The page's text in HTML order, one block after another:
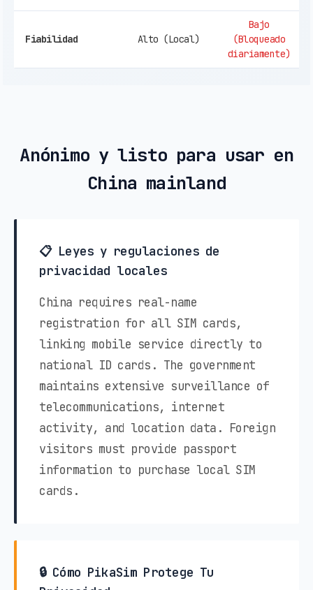
Fiabilidad Alto (Local)
Bajo
(Bloqueado
diariamente)
Anónimo y listo para usar en
China mainland
📋 Leyes y regulaciones de
privacidad locales
China requires real-name
registration for all SIM cards,
linking mobile service directly to
national ID cards. The government
maintains extensive surveillance of
telecommunications, internet
activity, and location data. Foreign
visitors must provide passport
information to purchase local SIM
cards.
🔒 Cómo PikaSim Protege Tu